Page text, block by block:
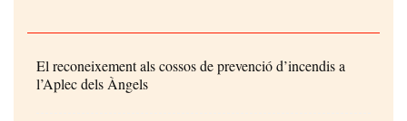
El reconeixement als cossos de prevenció d’incendis a
l’Aplec dels Àngels